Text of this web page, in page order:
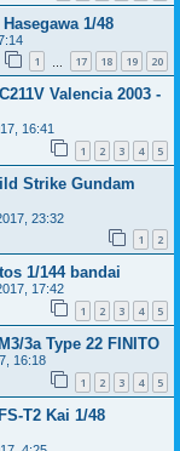
1/48
1 17 18 19 20
Valencia 2003 -
16:41
1 2 3 4 5
Strike Gundam
23:32
1 2
1/144 bandai
17:42
1 2 3 4 5
3a Type 22 FINITO
16:18
1 2 3 4 5
T2 Kai 1/48